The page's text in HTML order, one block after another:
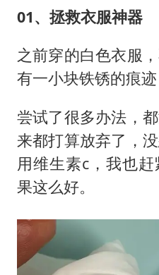
01、拯救衣服神器
之前穿的白色衣服
有一小块铁锈的痕迹
尝试了很多办法，
来都打算放弃了，
用维生素c，我也
果这么好。